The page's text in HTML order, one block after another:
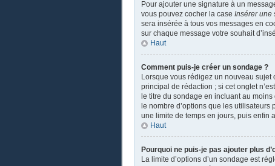
Pour ajouter une signature à un
vous pouvez cocher la case Insérer une
sera insérée à tous vos messages en
sur chaque message votre souhait
Haut
Comment puis-je créer un sondage ?
Lorsque vous rédigez un nouveau sujet
principal de rédaction ; si cet onglet
le titre du sondage en incluant au
le nombre d’options que les
une limite de temps en jours, puis enfin
Haut
Pourquoi ne puis-je pas ajouter plus
La limite d’options d’un sondage est